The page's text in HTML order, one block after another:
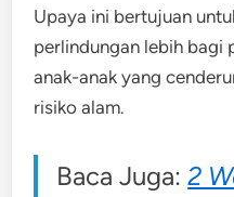
Upaya ini bertujuan
perlindungan lebih bagi
anak-anak yang
risiko alam.
Baca Juga:2